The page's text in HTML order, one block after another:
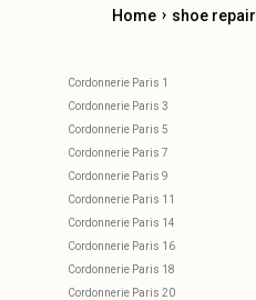
Home › shoe repair
Cordonnerie Paris 1
Cordonnerie Paris 3
Cordonnerie Paris 5
Cordonnerie Paris 7
Cordonnerie Paris 9
Cordonnerie Paris 11
Cordonnerie Paris 14
Cordonnerie Paris 16
Cordonnerie Paris 18
Cordonnerie Paris 20